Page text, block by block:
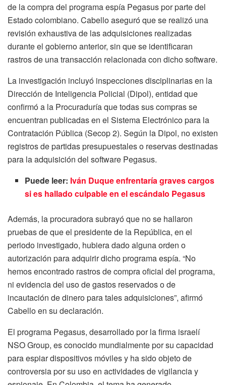
de la compra del programa espía Pegasus por parte del
Estado colombiano. Cabello aseguró que se realizó una
revisión exhaustiva de las adquisiciones realizadas
durante el gobierno anterior, sin que se identificaran
rastros de una transacción relacionada con dicho software.
La investigación incluyó inspecciones disciplinarias en la
Dirección de Inteligencia Policial (Dipol), entidad que
confirmó a la Procuraduría que todas sus compras se
encuentran publicadas en el Sistema Electrónico para la
Contratación Pública (Secop 2). Según la Dipol, no existen
registros de partidas presupuestales o reservas destinadas
para la adquisición del software Pegasus.
Puede leer: Iván Duque enfrentaría graves cargos
si es hallado culpable en el escándalo Pegasus
Además, la procuradora subrayó que no se hallaron
pruebas de que el presidente de la República, en el
periodo investigado, hubiera dado alguna orden o
autorización para adquirir dicho programa espía. “No
hemos encontrado rastros de compra oficial del programa,
ni evidencia del uso de gastos reservados o de
incautación de dinero para tales adquisiciones”, afirmó
Cabello en su declaración.
El programa Pegasus, desarrollado por la firma israelí
NSO Group, es conocido mundialmente por su capacidad
para espiar dispositivos móviles y ha sido objeto de
controversia por su uso en actividades de vigilancia y